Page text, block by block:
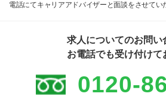
電話にてキャリアアドバイザーと面談をさせてい
求人についてのお問い
お電話でも受け付けて
0120-